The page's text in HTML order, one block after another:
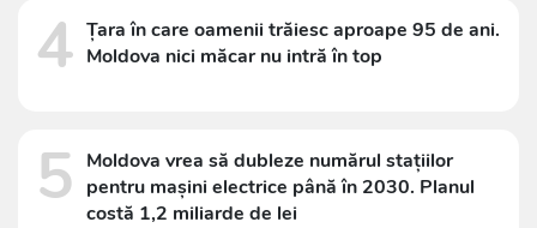
4 Țara în care oamenii trăiesc aproape 95 de ani.
Moldova nici măcar nu intră în top
5 Moldova vrea să dubleze numărul stațiilor
pentru mașini electrice până în 2030. Planul
costă 1,2 miliarde de lei